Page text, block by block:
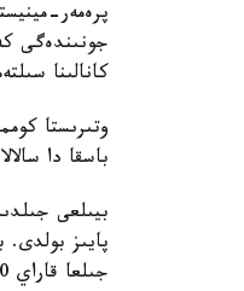
پرەمەر-
جونىندەگى
كانالىنا
وتىرىستا
باسقا دا
جىلعا قاراي 30 پايىزدان اسۋى كەرەك.